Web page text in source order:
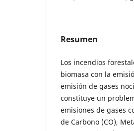
Resumen
Los incendios
biomasa con la
emisión de gases
constituye un
emisiones de gases
de Carbono (CO),